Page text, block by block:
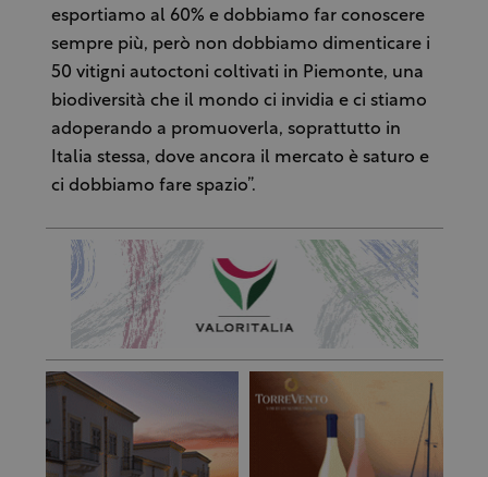
esportiamo al 60% e dobbiamo far conoscere
sempre più, però non dobbiamo dimenticare i
50 vitigni autoctoni coltivati in Piemonte, una
biodiversità che il mondo ci invidia e ci stiamo
adoperando a promuoverla, soprattutto in
Italia stessa, dove ancora il mercato è saturo e
ci dobbiamo fare spazio”.